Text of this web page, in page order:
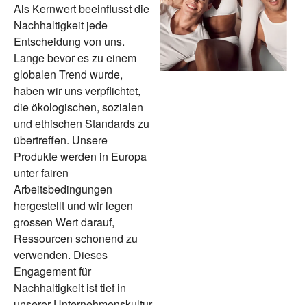
Als Kernwert beeinflusst die
Nachhaltigkeit jede
Entscheidung von uns.
Lange bevor es zu einem
globalen Trend wurde,
haben wir uns verpflichtet,
die ökologischen, sozialen
und ethischen Standards zu
übertreffen. Unsere
Produkte werden in Europa
unter fairen
Arbeitsbedingungen
hergestellt und wir legen
grossen Wert darauf,
Ressourcen schonend zu
verwenden. Dieses
Engagement für
Nachhaltigkeit ist tief in